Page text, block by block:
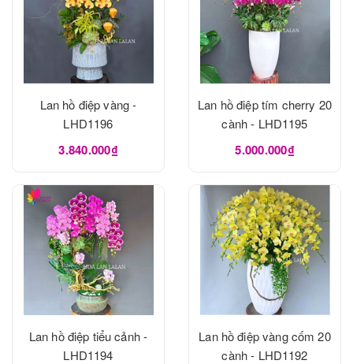
Lan hồ điệp vàng -
LHD1196
3.840.000₫
Lan hồ điệp tím cherry 20
cành - LHD1195
5.000.000₫
Lan hồ điệp tiểu cảnh -
LHD1194
Lan hồ điệp vàng cốm 20
cành - LHD1192